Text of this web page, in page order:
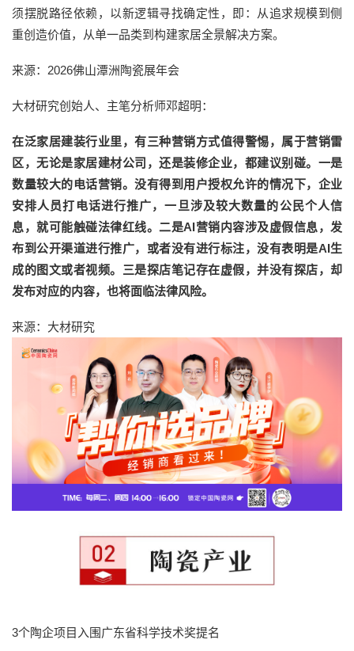
须摆脱路径依赖，以新逻辑寻找确定性，即：从追求规模到侧
重创造价值，从单一品类到构建家居全景解决方案。
来源：2026佛山潭洲陶瓷展年会
大材研究创始人、主笔分析师邓超明：
在泛家居建装行业里，有三种营销方式值得警惕，属于营销雷
区，无论是家居建材公司，还是装修企业，都建议别碰。一是
数量较大的电话营销。没有得到用户授权允许的情况下，企业
安排人员打电话进行推广，一旦涉及较大数量的公民个人信
息，就可能触碰法律红线。二是AI营销内容涉及虚假信息，发
布到公开渠道进行推广，或者没有进行标注，没有表明是AI生
成的图文或者视频。三是探店笔记存在虚假，并没有探店，却
发布对应的内容，也将面临法律风险。
来源：大材研究
3个陶企项目入围广东省科学技术奖提名